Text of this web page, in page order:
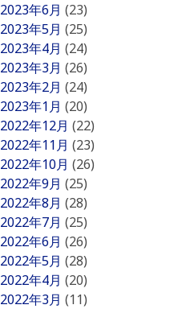
2023年6月 (23)
2023年5月 (25)
2023年4月 (24)
2023年3月 (26)
2023年2月 (24)
2023年1月 (20)
2022年12月 (22)
2022年11月 (23)
2022年10月 (26)
2022年9月 (25)
2022年8月 (28)
2022年7月 (25)
2022年6月 (26)
2022年5月 (28)
2022年4月 (20)
2022年3月 (11)